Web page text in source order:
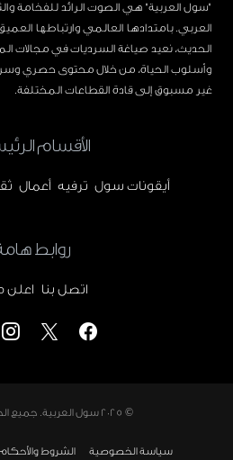
"سول العربية" هي الصوت الرائد للفخامة
العربي. بامتدادها العالمي وارتباطها
الحديث، نعيد صياغة السرديات في مجالات
وأسلوب الحياة، من خلال محتوى حصري
غير مسبوق إلى قادة القطاعات المختلفة.
الأقسام
أيقونات سول ترفيه أعمال
روابط
اتصل بنا اعلن
© 2025 سول العربية. جميع
سياسة الخصوصية الشروط